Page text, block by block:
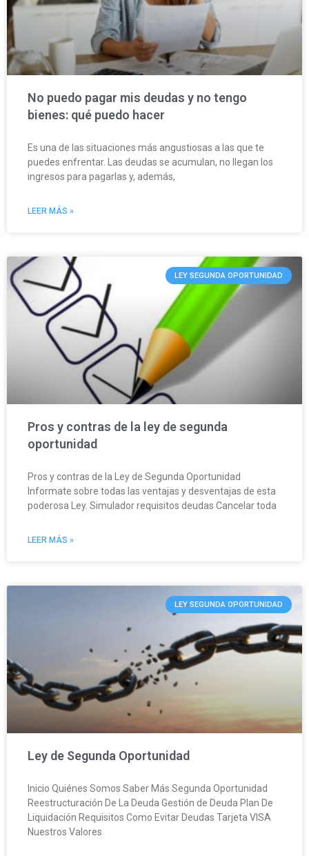
No puedo pagar mis deudas y no tengo
bienes: qué puedo hacer
Es una de las situaciones más angustiosas a las que te
puedes enfrentar. Las deudas se acumulan, no llegan los
ingresos para pagarlas y, además,
LEER MÁS »
LEY SEGUNDA OPORTUNIDAD
Pros y contras de la ley de segunda
oportunidad
Pros y contras de la Ley de Segunda Oportunidad
Informate sobre todas las ventajas y desventajas de esta
poderosa Ley. Simulador requisitos deudas Cancelar toda
LEER MÁS »
LEY SEGUNDA OPORTUNIDAD
Ley de Segunda Oportunidad
Inicio Quiénes Somos Saber Más Segunda Oportunidad
Reestructuración De La Deuda Gestión de Deuda Plan De
Liquidación Requisitos Como Evitar Deudas Tarjeta VISA
Nuestros Valores